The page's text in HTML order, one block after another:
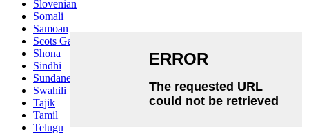
Slovenian
Somali
Samoan
Scots Gaelic
Shona
Sindhi
Sundanese
Swahili
Tajik
Tamil
Telugu